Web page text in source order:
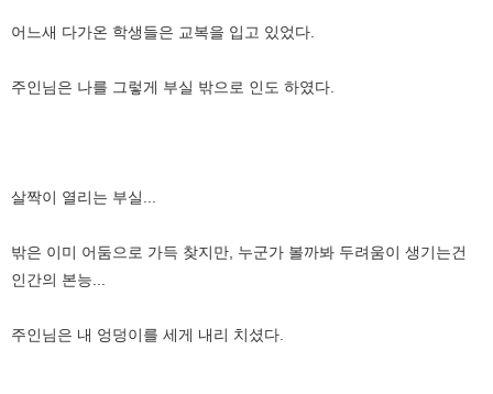
어느새 다가온 학생들은 교복을 입고 있었다.
주인님은 나를 그렇게 부실 밖으로 인도 하였다.
살짝이 열리는 부실...
밖은 이미 어둠으로 가득 찾지만, 누군가 볼까봐 두려움이 생기는건
인간의 본능...
주인님은 내 엉덩이를 세게 내리 치셨다.